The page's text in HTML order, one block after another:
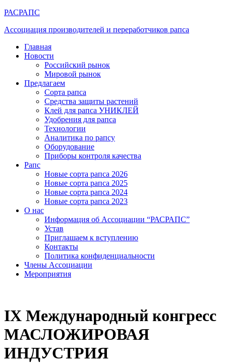
РАСРАПС
Ассоциация производителей и переработчиков рапса
Главная
Новости
Российский рынок
Мировой рынок
Предлагаем
Сорта рапса
Средства защиты растений
Клей для рапса УНИКЛЕЙ
Удобрения для рапса
Технологии
Аналитика по рапсу
Оборудование
Приборы контроля качества
Рапс
Новые сорта рапса 2026
Новые сорта рапса 2025
Новые сорта рапса 2024
Новые сорта рапса 2023
О нас
Информация об Ассоциации “РАСРАПС”
Устав
Приглашаем к вступлению
Контакты
Политика конфиденциальности
Члены Ассоциации
Мероприятия
IX Международный конгресс
МАСЛОЖИРОВАЯ
ИНДУСТРИЯ